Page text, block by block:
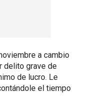
a cambio
delito grave de
de lucro. Le
el tiempo